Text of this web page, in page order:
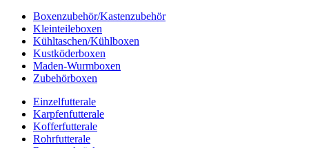
Boxenzubehör/Kastenzubehör
Kleinteileboxen
Kühltaschen/Kühlboxen
Kustköderboxen
Maden-Wurmboxen
Zubehörboxen
Einzelfutterale
Karpfenfutterale
Kofferfutterale
Rohrfutterale